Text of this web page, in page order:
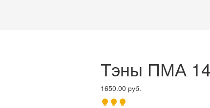
Тэны ПМА
1650.00 руб.